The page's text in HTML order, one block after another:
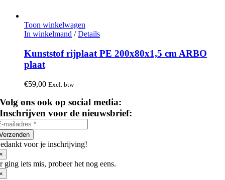
Toon winkelwagen
In winkelmand / Details
Kunststof rijplaat PE 200x80x1,5 cm ARBO
plaat
€59,00 Excl. btw
Volg ons ook op social media:
Inschrijven voor de nieuwsbrief:
voor je inschrijving!
ging iets mis, probeer het nog eens.